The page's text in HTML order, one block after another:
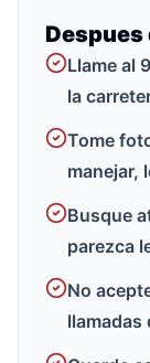
Despues
Llame al
la
Tome
manejar,
Busque
parezca
No
llamadas